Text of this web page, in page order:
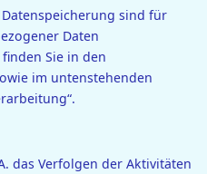
sind für
Daten
Sie in den
im untenstehenden
das Verfolgen der Aktivitäten